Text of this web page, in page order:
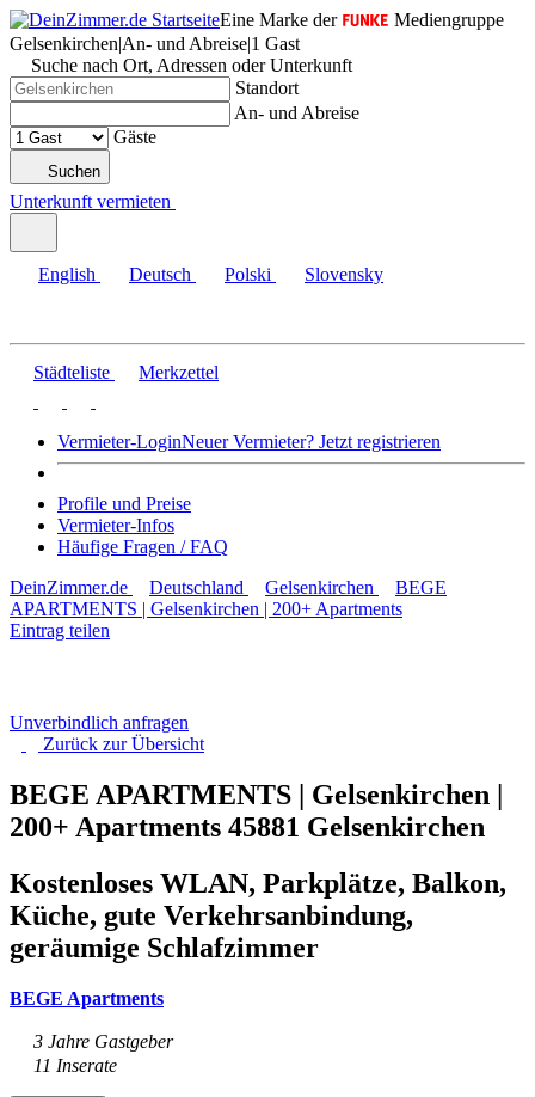
Eine Marke der
Mediengruppe
Gelsenkirchen|An- und Abreise|1 Gast
Suche nach Ort, Adressen oder Unterkunft
Standort
An- und Abreise
Gäste
Suchen
Unterkunft vermieten
English Deutsch Polski Slovensky
Städteliste Merkzettel
Vermieter-LoginNeuer Vermieter? Jetzt registrieren
Profile und Preise
Vermieter-Infos
Häufige Fragen / FAQ
DeinZimmer.de
Deutschland Gelsenkirchen
BEGE
APARTMENTS | Gelsenkirchen | 200+ Apartments
Eintrag teilen
Unverbindlich anfragen
Zurück zurÜbersicht
BEGE APARTMENTS | Gelsenkirchen |
200+ Apartments 45881 Gelsenkirchen
Kostenloses WLAN, Parkplätze, Balkon,
Küche, gute Verkehrsanbindung,
geräumige Schlafzimmer
BEGE Apartments
3 Jahre Gastgeber
11 Inserate